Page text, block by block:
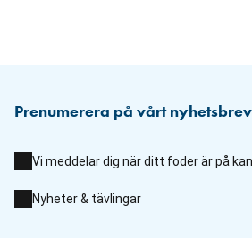
Prenumerera på vårt
Vi meddelar dig när ditt foder är på
Nyheter & tävlingar